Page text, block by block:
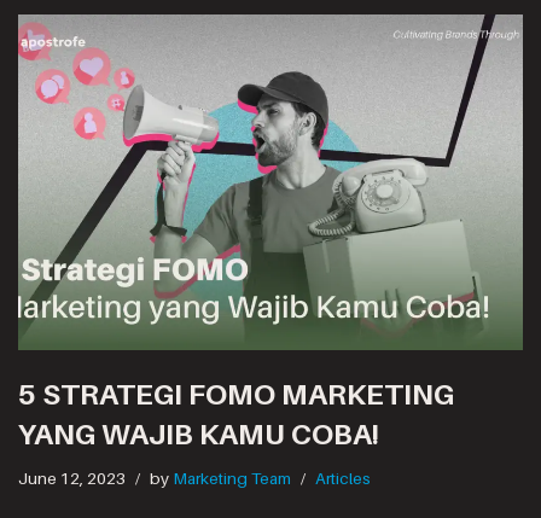
5 STRATEGI FOMO MARKETING
YANG WAJIB KAMU COBA!
June 12, 2023 by Marketing Team Articles